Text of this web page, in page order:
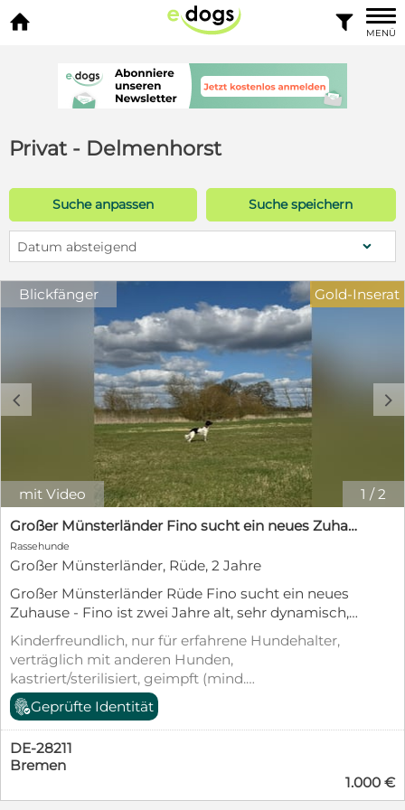
 
MENÜ
Privat - Delmenhorst
Suche anpassen Suche speichern
Datum absteigend
Blickfänger
1 /2
c d
mit Video
Gold-Inserat
Großer Münsterländer Fino sucht ein neues Zuhause!
Rassehunde
Großer Münsterländer, Rüde, 2 Jahre
Großer Münsterländer Rüde Fino sucht ein neues
Zuhause - Fino ist zwei Jahre alt, sehr dynamisch,
fröhlich und freundlich. Fino wurde auf einem
landwirtschaftlichen Betrieb geboren und kam als
Welpe im Alter von 8 Wochen zu uns nach Bremen.
In diesem liebevollen Zuhause machte er seine
ersten positiven sozialen Erfahrungen - lernte das
Zusammenleben mit Menschen und anderen
Hunden kennen, sowie Erziehungsgrundlagen für
das spätere Leben. Mittlerweile ist Fino ein
Erwachsenwerden - mit seinen 24 Monaten hat er
Kinderfreundlich, nur für erfahrene Hundehalter,
verträglich mit anderen Hunden,
kastriert/sterilisiert, geimpft (mind.
Pflichtimpfungen), entwurmt, gechipt, mit EU-
Heimtierausweis, Stubenrein
Geprüfte Identität
DE-28211
Bremen
1.000 €